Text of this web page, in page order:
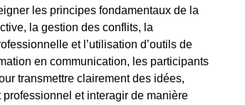
les principes fondamentaux de la
la gestion des conflits, la
et l’utilisation d’outils de
en communication, les participants
transmettre clairement des idées,
et interagir de manière